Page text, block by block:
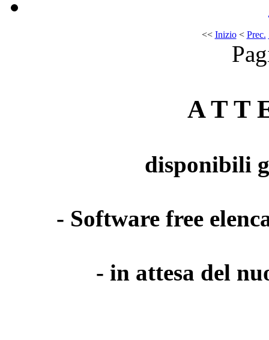
<< Inizio< Prec.
A T T
disponibili
- Software free
- in attesa del